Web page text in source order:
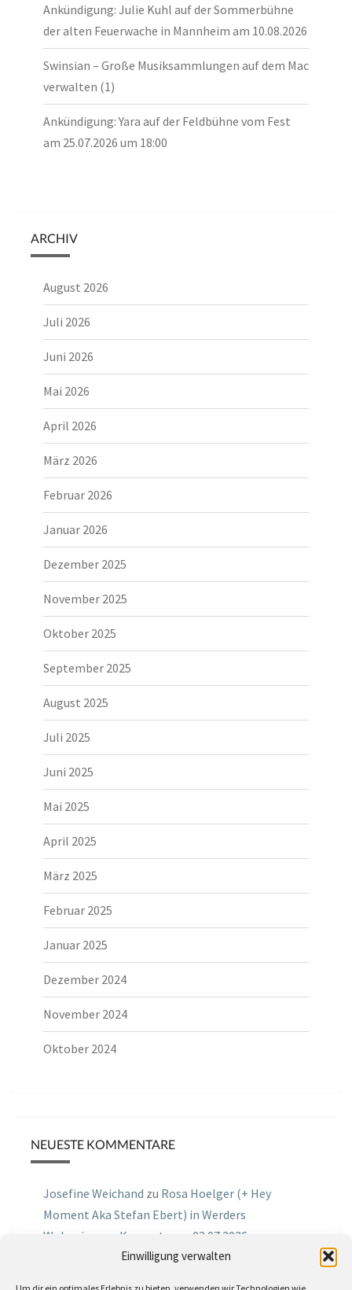
Einwilligung verwalten
Ankündigung: Julie Kuhl auf der Sommerbühne
der alten Feuerwache in Mannheim am 10.08.2026
Swinsian – Große Musiksammlungen auf dem Mac
verwalten (1)
Ankündigung: Yara auf der Feldbühne vom Fest
am 25.07.2026 um 18:00
ARCHIV
August 2026
Juli 2026
Juni 2026
Mai 2026
April 2026
März 2026
Februar 2026
Januar 2026
Dezember 2025
November 2025
Oktober 2025
September 2025
August 2025
Juli 2025
Juni 2025
Mai 2025
April 2025
März 2025
Februar 2025
Januar 2025
Dezember 2024
November 2024
Oktober 2024
NEUESTE KOMMENTARE
Josefine Weichand zu Rosa Hoelger (+ Hey
Moment Aka Stefan Ebert) in Werders
Wohnzimmer Konzerte am 03.07.2026